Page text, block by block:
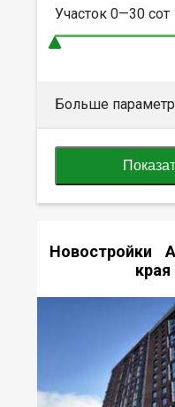
Участок 0—30сот
Больше
Новостройки
края